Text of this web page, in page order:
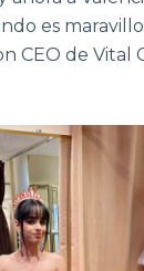
es
CEO de Vital